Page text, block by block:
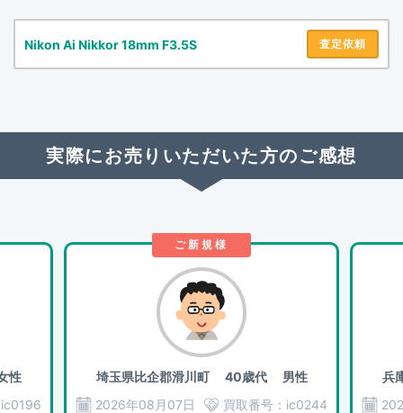
Nikon Ai Nikkor 18mm F3.5S 査定依頼
実際にお売りいただいた方のご感想
性
ic0196
ご新規様
埼玉県比企郡滑川町40歳代 男性
2026年08月07日
買取番号： ic0244
兵